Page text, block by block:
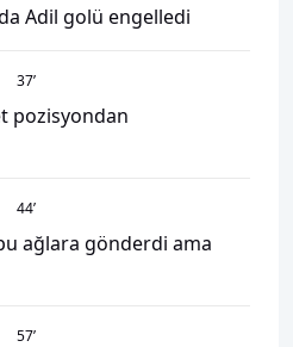
Adil golü engelledi
37’
pozisyondan
44’
ağlara gönderdi ama
57’